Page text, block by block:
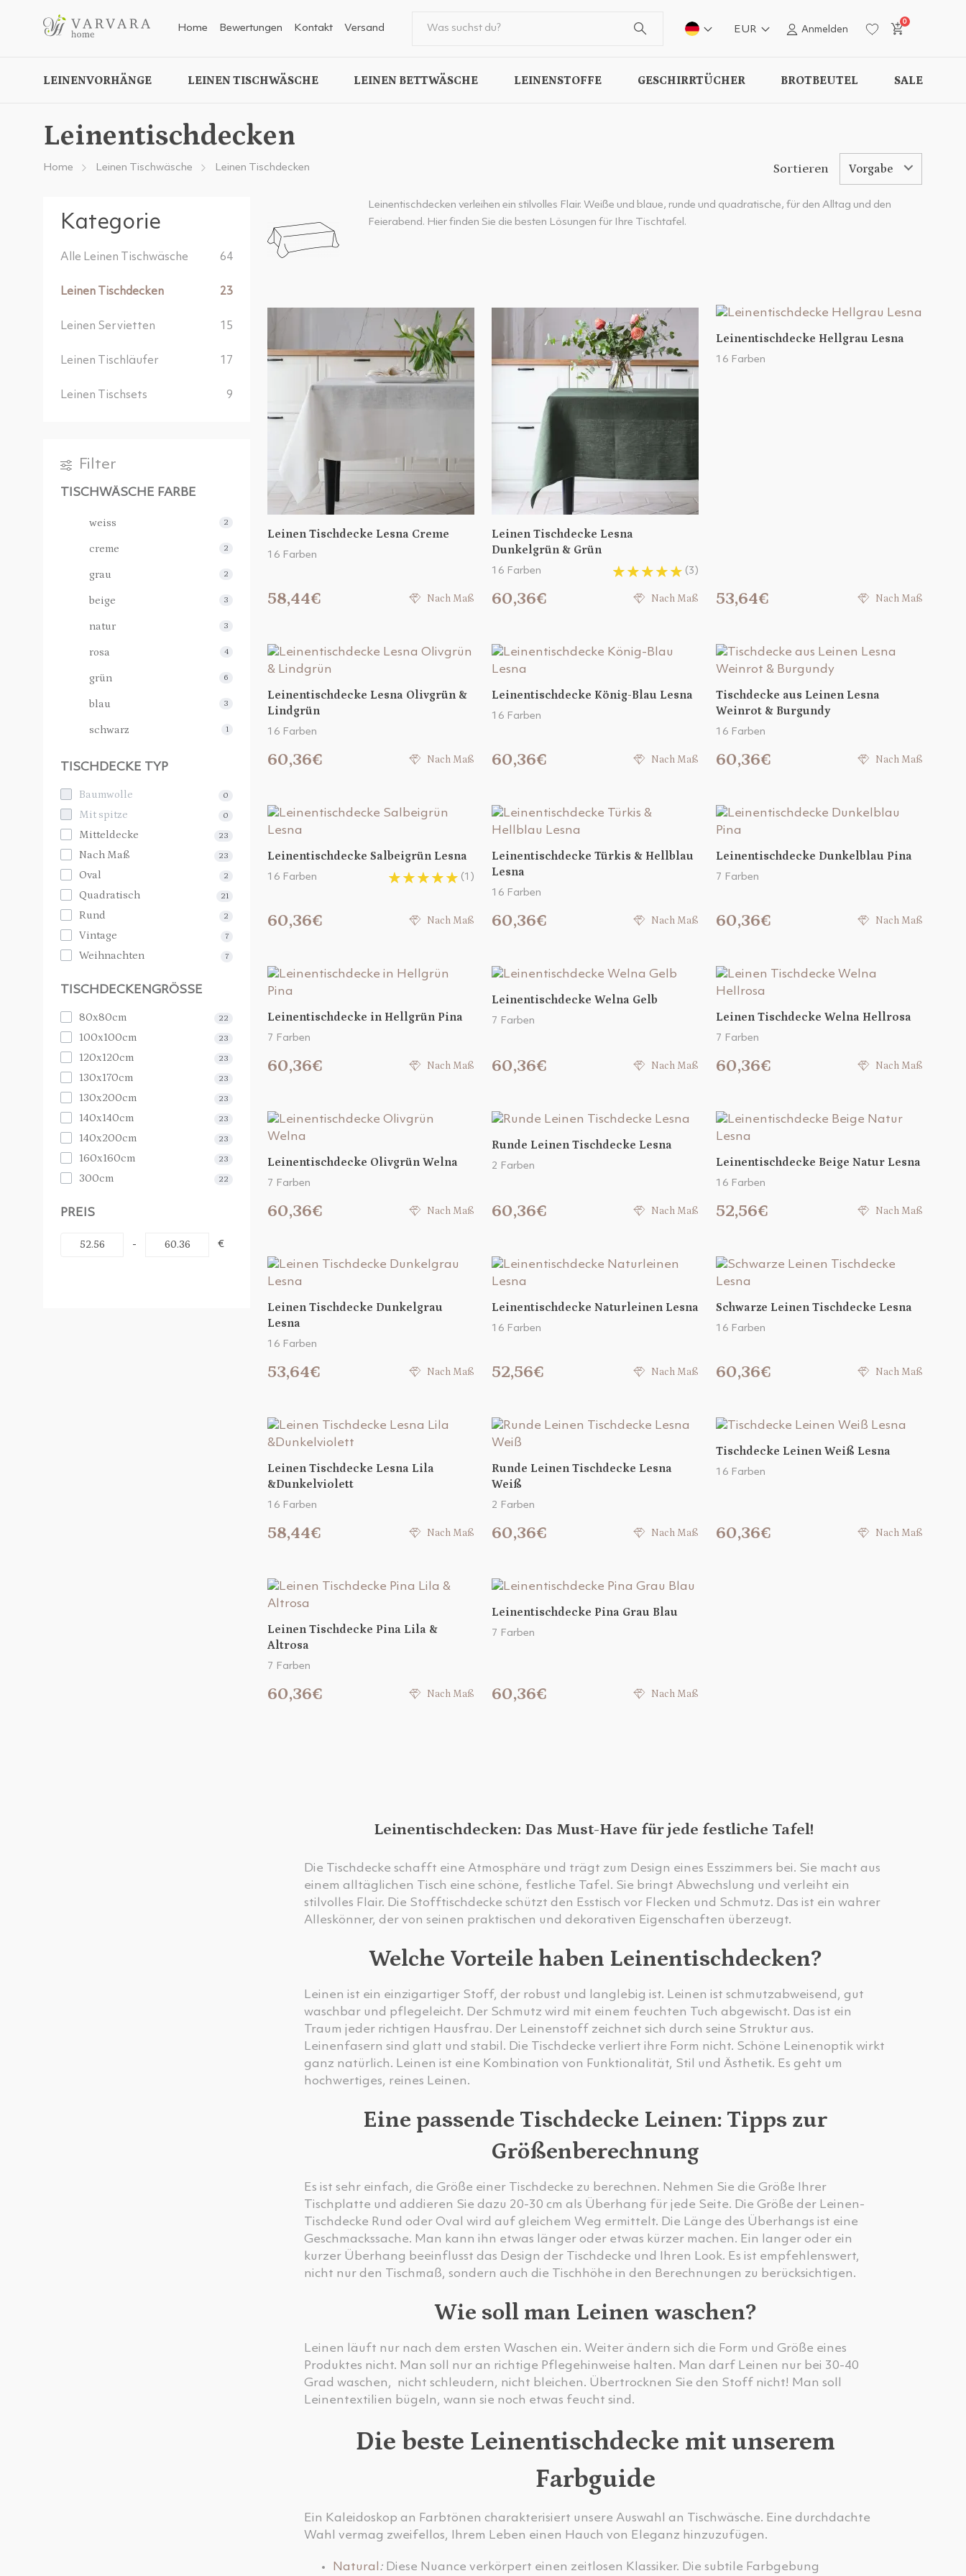
Home Bewertungen Kontakt Versand EUR Anmelden
0
LEINENVORHÄNGE LEINEN TISCHWÄSCHE LEINEN BETTWÄSCHE LEINENSTOFFE GESCHIRRTÜCHER BROTBEUTEL SALE
Leinentischdecken
Home Leinen Tischwäsche Leinen Tischdecken
Kategorie
Alle Leinen Tischwäsche 64
Leinen Tischdecken 23
Leinen Servietten 15
Leinen Tischläufer 17
Leinen Tischsets 9
Filter
TISCHWÄSCHE FARBE
weiss 2
creme 2
grau 2
beige 3
natur 3
rosa 4
grün 6
blau 3
schwarz 1
TISCHDECKE TYP
Baumwolle 0
Mit spitze 0
Mitteldecke 23
Nach Maß 23
Oval 2
Quadratisch 21
Rund 2
Vintage 7
Weihnachten 7
TISCHDECKENGRÖSSE
80х80cm 22
100х100cm 23
120х120cm 23
130х170cm 23
130х200cm 23
140х140cm 23
140х200cm 23
160х160cm 23
300cm 22
PREIS
- €
Sortieren Vorgabe
Leinentischdecken verleihen ein stilvolles Flair. Weiße und blaue, runde und quadratische, für den Alltag und den
Feierabend. Hier finden Sie die besten Lösungen für Ihre Tischtafel.
Leinen Tischdecke Lesna Creme
16 Farben
58,44€ Nach Maß
Leinen Tischdecke Lesna
Dunkelgrün & Grün
16 Farben (3)
60,36€ Nach Maß
Leinentischdecke Hellgrau Lesna
16 Farben
53,64€ Nach Maß
Leinentischdecke Lesna Olivgrün &
Lindgrün
16 Farben
60,36€ Nach Maß
Leinentischdecke König-Blau Lesna
16 Farben
60,36€ Nach Maß
Tischdecke aus Leinen Lesna
Weinrot & Burgundy
16 Farben
60,36€ Nach Maß
Leinentischdecke Salbeigrün Lesna
16 Farben (1)
60,36€ Nach Maß
Leinentischdecke Türkis & Hellblau
Lesna
16 Farben
60,36€ Nach Maß
Leinentischdecke Dunkelblau Pina
7 Farben
60,36€ Nach Maß
Leinentischdecke in Hellgrün Pina
7 Farben
60,36€ Nach Maß
Leinentischdecke Welna Gelb
7 Farben
60,36€ Nach Maß
Leinen Tischdecke Welna Hellrosa
7 Farben
60,36€ Nach Maß
Leinentischdecke Olivgrün Welna
7 Farben
60,36€ Nach Maß
Runde Leinen Tischdecke Lesna
2 Farben
60,36€ Nach Maß
Leinentischdecke Beige Natur Lesna
16 Farben
52,56€ Nach Maß
Leinen Tischdecke Dunkelgrau
Lesna
16 Farben
53,64€ Nach Maß
Leinentischdecke Naturleinen Lesna
16 Farben
52,56€ Nach Maß
Schwarze Leinen Tischdecke Lesna
16 Farben
60,36€ Nach Maß
Leinen Tischdecke Lesna Lila
&Dunkelviolett
16 Farben
58,44€ Nach Maß
Runde Leinen Tischdecke Lesna
Weiß
2 Farben
60,36€ Nach Maß
Tischdecke Leinen Weiß Lesna
16 Farben
60,36€ Nach Maß
Leinen Tischdecke Pina Lila &
Altrosa
7 Farben
60,36€ Nach Maß
Leinentischdecke Pina Grau Blau
7 Farben
60,36€ Nach Maß
Leinentischdecken: Das Must-Have für jede festliche Tafel!
Die Tischdecke schafft eine Atmosphäre und trägt zum Design eines Esszimmers bei. Sie macht aus
einem alltäglichen Tisch eine schöne, festliche Tafel. Sie bringt Abwechslung und verleiht ein
stilvolles Flair. Die Stofftischdecke schützt den Esstisch vor Flecken und Schmutz. Das ist ein wahrer
Alleskönner, der von seinen praktischen und dekorativen Eigenschaften überzeugt.
Welche Vorteile haben Leinentischdecken?
Leinen ist ein einzigartiger Stoff, der robust und langlebig ist. Leinen ist schmutzabweisend, gut
waschbar und pflegeleicht. Der Schmutz wird mit einem feuchten Tuch abgewischt. Das ist ein
Traum jeder richtigen Hausfrau. Der Leinenstoff zeichnet sich durch seine Struktur aus.
Leinenfasern sind glatt und stabil. Die Tischdecke verliert ihre Form nicht. Schöne Leinenoptik wirkt
ganz natürlich. Leinen ist eine Kombination von Funktionalität, Stil und Ästhetik. Es geht um
hochwertiges, reines Leinen.
Eine passende Tischdecke Leinen: Tipps zur
Größenberechnung
Es ist sehr einfach, die Größe einer Tischdecke zu berechnen. Nehmen Sie die Größe Ihrer
Tischplatte und addieren Sie dazu 20-30 cm als Überhang für jede Seite. Die Größe der Leinen-
Tischdecke Rund oder Oval wird auf gleichem Weg ermittelt. Die Länge des Überhangs ist eine
Geschmackssache. Man kann ihn etwas länger oder etwas kürzer machen. Ein langer oder ein
kurzer Überhang beeinflusst das Design der Tischdecke und Ihren Look. Es ist empfehlenswert,
nicht nur den Tischmaß, sondern auch die Tischhöhe in den Berechnungen zu berücksichtigen.
Wie soll man Leinen waschen?
Leinen läuft nur nach dem ersten Waschen ein. Weiter ändern sich die Form und Größe eines
Produktes nicht. Man soll nur an richtige Pflegehinweise halten. Man darf Leinen nur bei 30-40
Grad waschen, nicht schleudern, nicht bleichen. Übertrocknen Sie den Stoff nicht! Man soll
Leinentextilien bügeln, wann sie noch etwas feucht sind.
Die beste Leinentischdecke mit unserem
Farbguide
Ein Kaleidoskop an Farbtönen charakterisiert unsere Auswahl an Tischwäsche. Eine durchdachte
Wahl vermag zweifellos, Ihrem Leben einen Hauch von Eleganz hinzuzufügen.
Natural : Diese Nuance verkörpert einen zeitlosen Klassiker. Die subtile Farbgebung